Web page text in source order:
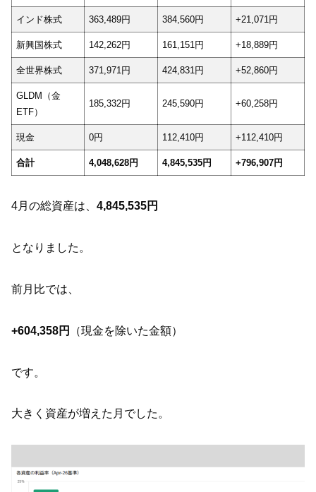
インド株式 363,489円 384,560円 +21,071円
新興国株式 142,262円 161,151円 +18,889円
全世界株式 371,971円 424,831円 +52,860円
GLDM（金
ETF）
185,332円 245,590円 +60,258円
現金 0円 112,410円 +112,410円
合計 4,048,628円 4,845,535円 +796,907円
4月の総資産は、 4,845,535円
となりました。
前月比では、
+604,358円 （現金を除いた金額）
です。
大きく資産が増えた月でした。